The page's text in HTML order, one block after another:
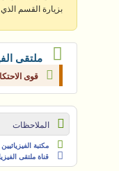
بزيارة القسم الذي
ملتقى
قوى
الملاحظات
مكتبة
قناة ملتقى